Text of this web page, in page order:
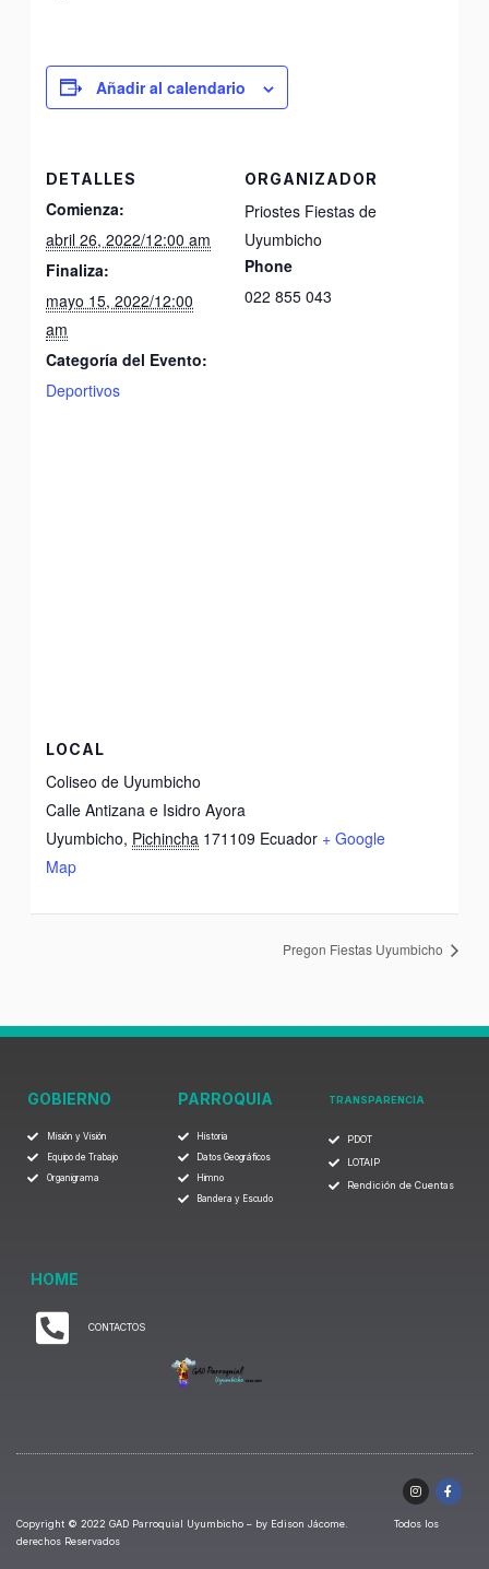
Añadir al calendario
DETALLES
Comienza:
abril 26, 2022/12:00 am
Finaliza:
mayo 15, 2022/12:00
am
Categoría del Evento:
Deportivos
ORGANIZADOR
Priostes Fiestas de
Uyumbicho
Phone
022 855 043
LOCAL
Coliseo de Uyumbicho
Calle Antizana e Isidro Ayora
Uyumbicho, Pichincha 171109 Ecuador + Google
Map
Pregon Fiestas Uyumbicho
GOBIERNO
Misión y Visión
Equipo de Trabajo
Organigrama
PARROQUIA
Historia
Datos Geográficos
Himno
Bandera y Escudo
TRANSPARENCIA
PDOT
LOTAIP
Rendición de Cuentas
HOME
CONTACTOS
Copyright © 2022 GAD Parroquial Uyumbicho – by Edison Jácome. Todos los
derechos Reservados